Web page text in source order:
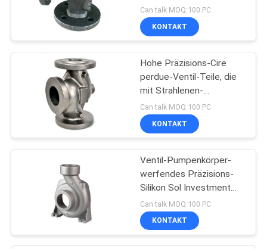
Posten-Spannungs-
Anker
169
Roheisenfitting
Körperteil-natürliche
Farbe
Can talk MOQ:100 PC
KONTAKT
Hohe Präzisions-Cire
perdue-Ventil-Teile, die
mit Strahlenen-
Oberflächen-Behandlung
werfen
Can talk MOQ:100 PC
KONTAKT
Ventil-Pumpenkörper-
werfendes Präzisions-
Silikon Sol Investment
Casting des Edelstahl-
316
Can talk MOQ:100 PC
KONTAKT